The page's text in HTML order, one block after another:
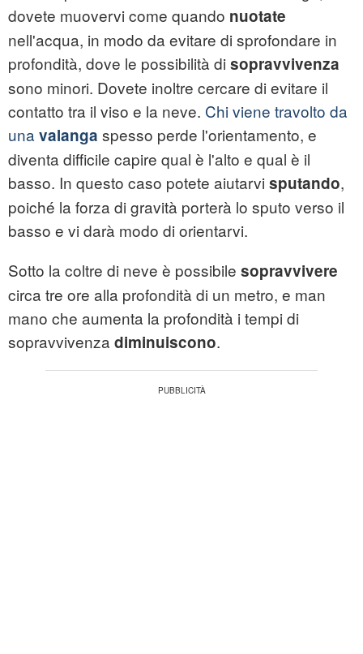
dovete muovervi come quando nuotate
nell'acqua, in modo da evitare di sprofondare in
profondità, dove le possibilità di sopravvivenza
sono minori. Dovete inoltre cercare di evitare il
contatto tra il viso e la neve. Chi viene travolto da
una valanga spesso perde l'orientamento, e
diventa difficile capire qual è l'alto e qual è il
basso. In questo caso potete aiutarvi sputando,
poiché la forza di gravità porterà lo sputo verso il
basso e vi darà modo di orientarvi.
Sotto la coltre di neve è possibile sopravvivere
circa tre ore alla profondità di un metro, e man
mano che aumenta la profondità i tempi di
sopravvivenza diminuiscono.